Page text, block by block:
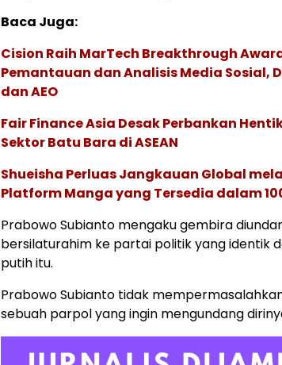
Baca Juga:
Cision Raih MarTech Breakthrough
Pemantauan dan Analisis Media Sosial,
dan AEO
Fair Finance Asia Desak Perbankan
Sektor Batu Bara di ASEAN
Shueisha Perluas Jangkauan Global
Platform Manga yang Tersedia dalam
Prabowo Subianto mengaku gembira
bersilaturahim ke partai politik yang identik
putih itu.
Prabowo Subianto tidak
sebuah parpol yang ingin mengundang